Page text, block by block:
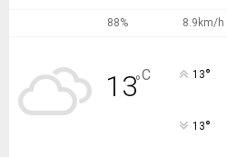
88% 8.9km/h
13°C 13°
13°